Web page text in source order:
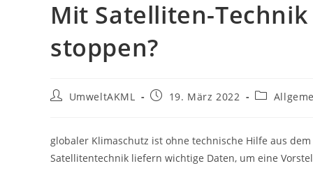
Mit Satelliten-
stoppen?
Beitrags-
UmweltAKML
Beitrag19. März 2022
Beitrags-
globaler Klimaschutz ist ohne technische Hilfe aus
Satellitentechnik liefern wichtige Daten, um eine